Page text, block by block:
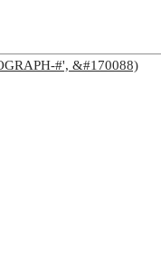
#', &#170088)